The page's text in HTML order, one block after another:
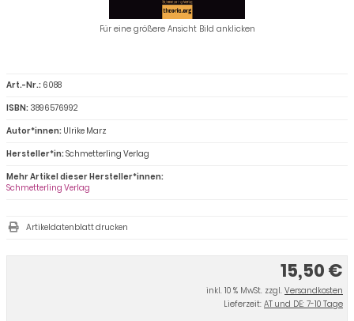
Für eine größere Ansicht Bild anklicken
15,50 €
inkl. 10 % MwSt. zzgl. Versandkosten
Lieferzeit: AT und DE: 7-10 Tage
Art.-Nr.: 6088
ISBN: 3896576992
Autor*innen: Ulrike Marz
Hersteller*in:Schmetterling Verlag
Mehr Artikel dieser Hersteller*innen:
Schmetterling Verlag
Artikeldatenblatt drucken